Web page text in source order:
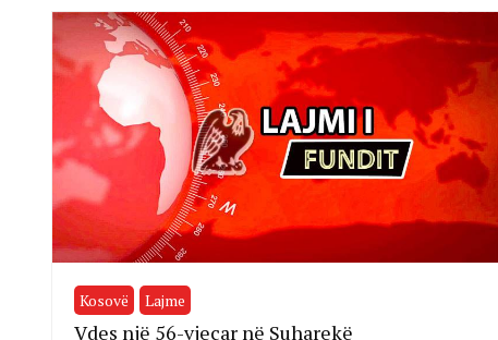
Kosovë Lajme
Vdes një 56-vjeçar në Suharekë